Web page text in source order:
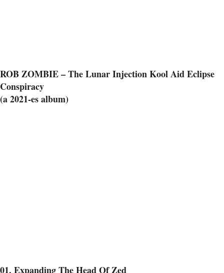
ROB ZOMBIE – The Lunar Injection Kool Aid Eclipse
Conspiracy
(a 2021-es album)
01. Expanding The Head Of Zed